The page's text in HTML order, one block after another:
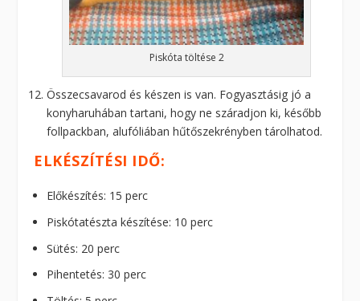
Piskóta töltése 2
Összecsavarod és készen is van. Fogyasztásig jó a
konyharuhában tartani, hogy ne száradjon ki, később
follpackban, alufóliában hűtőszekrényben tárolhatod.
ELKÉSZÍTÉSI IDŐ:
Előkészítés: 15 perc
Piskótatészta készítése: 10 perc
Sütés: 20 perc
Pihentetés: 30 perc